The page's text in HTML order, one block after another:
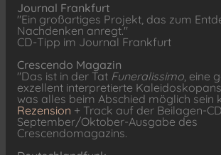
Journal Frankfurt
"Ein großartiges Projekt, das zum
Nachdenken anregt."
CD-Tipp im Journal Frankfurt
Crescendo Magazin
"Das ist in der Tat Funeralissimo, eine
exzellent interpretierte
was alles beim Abschied möglich sein
Rezension + Track auf der Beilagen-
September/Oktober-Ausgabe des
Crescendomagazins.